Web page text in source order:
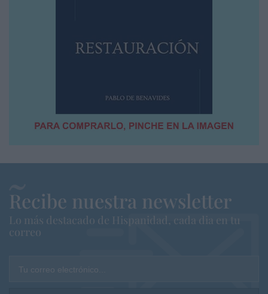
Recibe nuestra newsletter
Lo más destacado de Hispanidad, cada dia en tu
correo
Tu correo electrónico...